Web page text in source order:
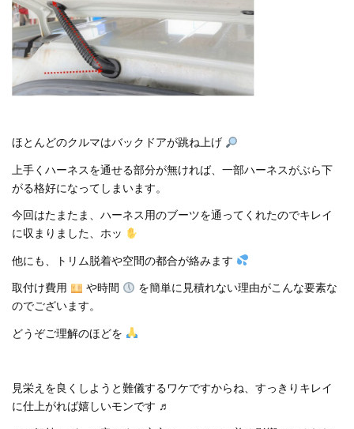
ほとんどのクルマはバックドアが跳ね上げ
上手くハーネスを通せる部分が無ければ、一部ハーネスがぶら下
がる格好になってしまいます。
今回はたまたま、ハーネス用のブーツを通ってくれたのでキレイ
に収まりました、ホッ
他にも、トリム脱着や空間の都合が絡みます
取付け費用
や時間
を簡単に見積れない理由がこんな要素な
のでございます。
どうぞご理解のほどを
見栄えを良くしようと難儀するワケですからね、すっきりキレイ
に仕上がれば嬉しいモンです ♬